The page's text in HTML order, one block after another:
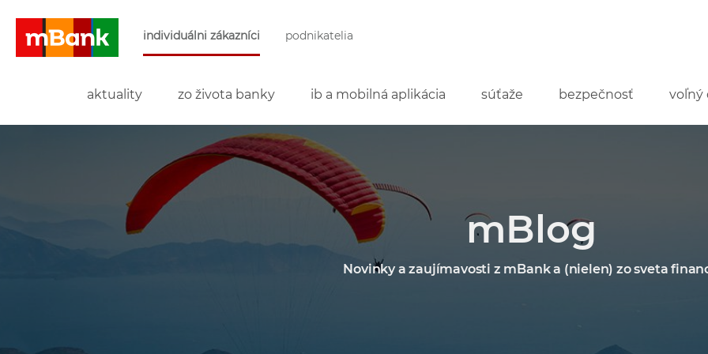
individuálni zákazníci podnikatelia
aktuality zo života banky ib a mobilná aplikácia súťaže bezpečnosť voľný
mBlog
Novinky a zaujímavosti z mBank a (nielen) zo sveta